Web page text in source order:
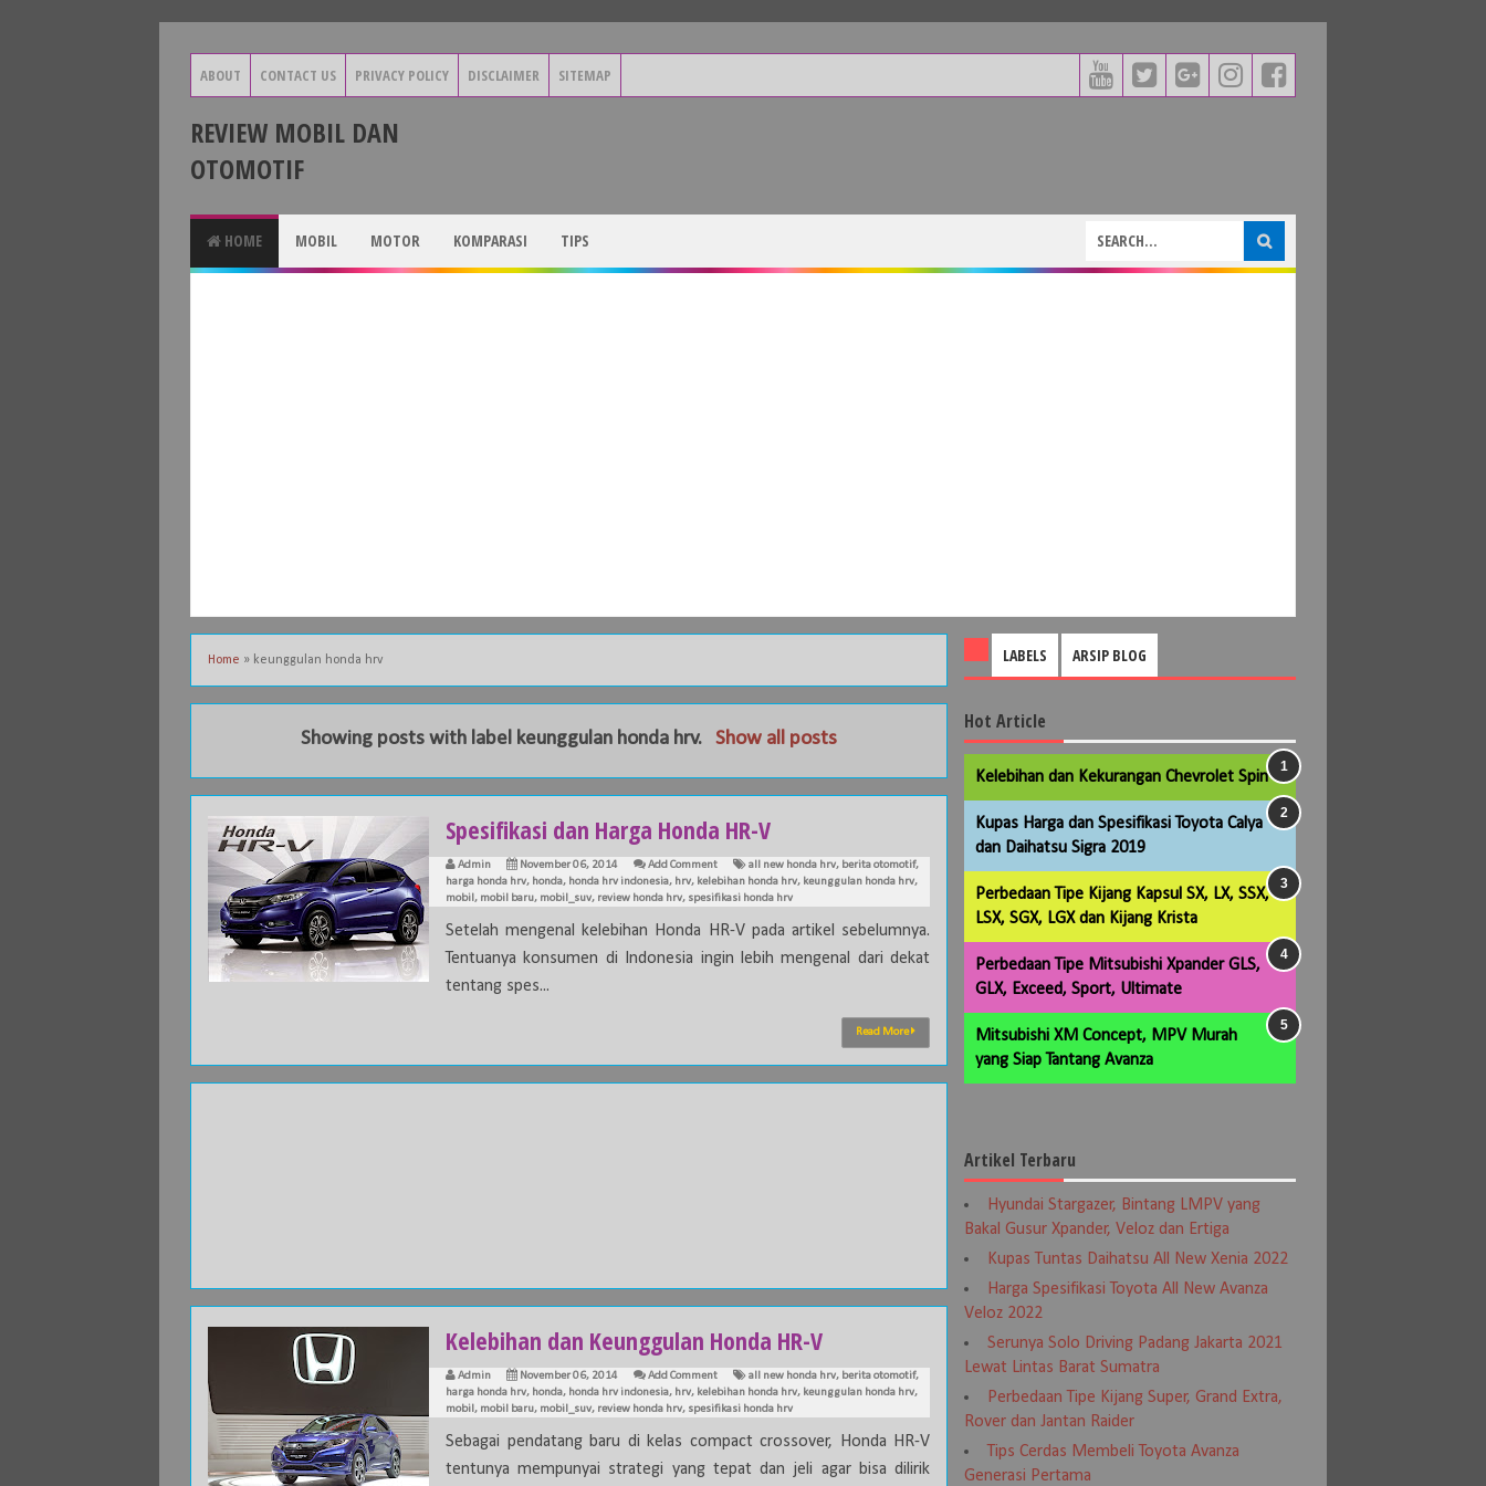
ABOUT CONTACT US PRIVACY POLICY DISCLAIMER SITEMAP
REVIEW MOBIL DAN
OTOMOTIF
HOME MOBIL MOTOR KOMPARASI TIPS
Home » keunggulan honda hrv
Showing posts with label keunggulan honda hrv. Show all posts
Spesifikasi dan Harga Honda HR-V
Admin November 06, 2014 Add Comment all new honda hrv, berita otomotif,
harga honda hrv, honda, honda hrv indonesia, hrv, kelebihan honda hrv, keunggulan honda hrv,
mobil , mobil baru, mobil_suv, review honda hrv, spesifikasi honda hrv
Setelah mengenal kelebihan Honda HR-V pada artikel sebelumnya.
Tentuanya konsumen di Indonesia ingin lebih mengenal dari dekat
tentang spes...
Read More
Kelebihan dan Keunggulan Honda HR-V
Admin November 06, 2014 Add Comment all new honda hrv, berita otomotif,
harga honda hrv, honda, honda hrv indonesia, hrv, kelebihan honda hrv, keunggulan honda hrv,
mobil , mobil baru, mobil_suv, review honda hrv, spesifikasi honda hrv
Sebagai pendatang baru di kelas compact crossover, Honda HR-V
tentunya mempunyai strategi yang tepat dan jeli agar bisa dilirik
LABELS ARSIP BLOG
Hot Article
Kelebihan dan Kekurangan Chevrolet Spin
Kupas Harga dan Spesifikasi Toyota Calya
dan Daihatsu Sigra 2019
Perbedaan Tipe Kijang Kapsul SX, LX, SSX,
LSX, SGX, LGX dan Kijang Krista
Perbedaan Tipe Mitsubishi Xpander GLS,
GLX, Exceed, Sport, Ultimate
Mitsubishi XM Concept, MPV Murah
yang Siap Tantang Avanza
Artikel Terbaru
Hyundai Stargazer, Bintang LMPV yang
Bakal Gusur Xpander, Veloz dan Ertiga
Kupas Tuntas Daihatsu All New Xenia 2022
Harga Spesifikasi Toyota All New Avanza
Veloz 2022
Serunya Solo Driving Padang Jakarta 2021
Lewat Lintas Barat Sumatra
Perbedaan Tipe Kijang Super, Grand Extra,
Rover dan Jantan Raider
Tips Cerdas Membeli Toyota Avanza
Generasi Pertama